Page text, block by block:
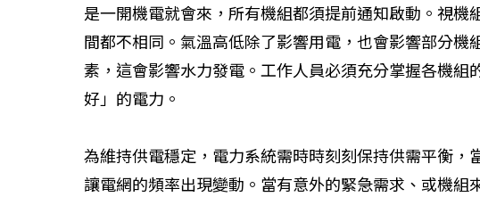
是一開機電就會來，所有機組都須提前通知啟動。視機
間都不相同。氣溫高低除了影響用電，也會影響部分機
素，這會影響水力發電。工作人員必須充分掌握各機組
好」的電力。
為維持供電穩定，電力系統需時時刻刻保持供需平衡，
讓電網的頻率出現變動。當有意外的緊急需求、或機組